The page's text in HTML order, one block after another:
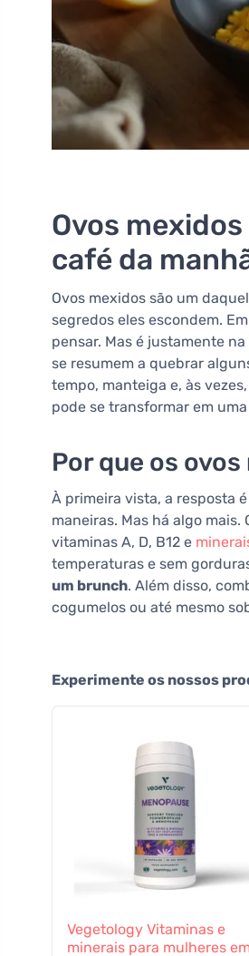
Ovos
café da
Ovos mexidos são um
segredos eles escondem.
pensar. Mas é justamente
se resumem a quebrar
tempo, manteiga e, às
pode se transformar em
Por que os
À primeira vista, a resposta
maneiras. Mas há algo
vitaminas A, D, B12 e
temperaturas e sem
um brunch. Além disso,
cogumelos ou até mesmo
Experimente os nossos
Vegetology Vitaminas e
minerais para mulheres em